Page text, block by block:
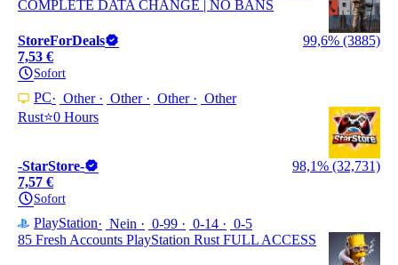
COMPLETE DATA CHANGE | NO BANS
StoreForDeals
99,6% (3885)
7,53 €
Sofort
PC Other Other Other
Other
Rust⭐️0 Hours
-StarStore-
98,1% (32,731)
7,57 €
Sofort
PlayStation Nein 0-99 0-14
0-5
85 Fresh Accounts PlayStation Rust FULL ACCESS